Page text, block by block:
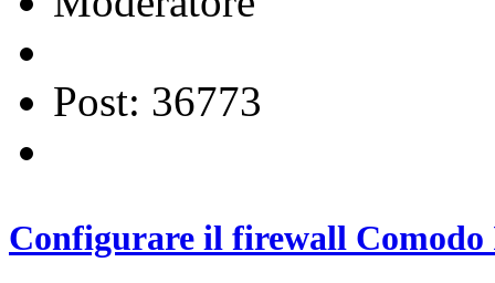
Post: 36773
Configurare il firewall